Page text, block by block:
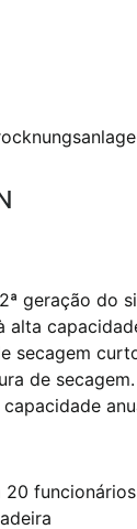
geração do
alta
secagem
de